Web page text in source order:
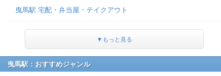
曳馬駅 宅配・弁当屋・テイクアウト
▼もっと見る
曳馬駅：おすすめジャンル